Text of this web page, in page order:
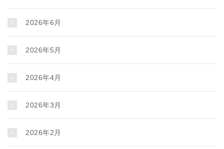
2026年6月
2026年5月
2026年4月
2026年3月
2026年2月